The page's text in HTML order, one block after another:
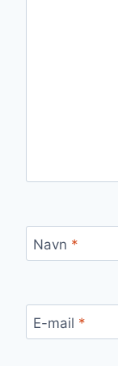
Navn *
E-mail *